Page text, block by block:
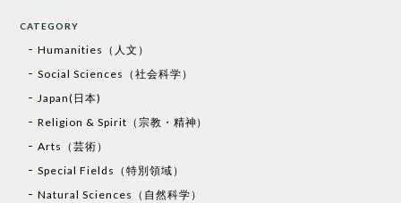
CATEGORY
Humanities（人文）
Social Sciences（社会科学）
Japan(日本)
Religion & Spirit（宗教・精神）
Arts（芸術）
Special Fields（特別領域）
Natural Sciences（自然科学）